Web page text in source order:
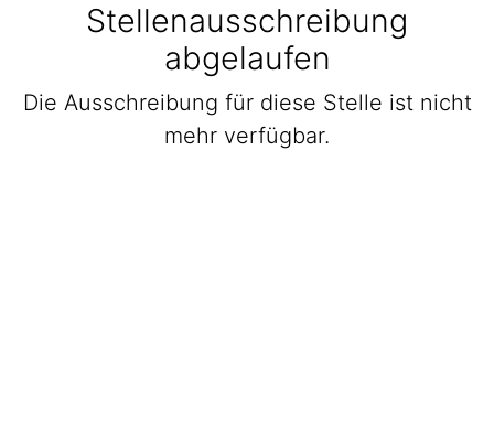
Stellenausschreibung
abgelaufen
Die Ausschreibung für diese Stelle ist nicht
mehr verfügbar.